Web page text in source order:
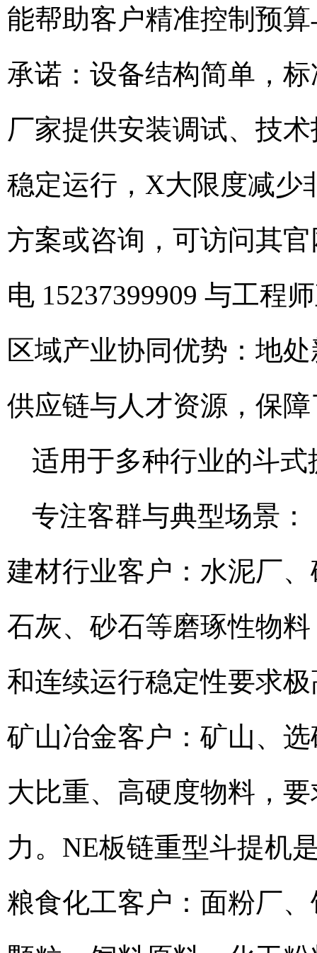
能帮助客户精准控制预
承诺：设备结构简单，
厂家提供安装调试、技
稳定运行，X大限度减少
方案或咨询，可访问其官
电 15237399909 与工程
区域产业协同优势：地
供应链与人才资源，保
适用于多种行业的斗
专注客群与典型场景：
建材行业客户：水泥厂
石灰、砂石等磨琢性物
和连续运行稳定性要求
矿山冶金客户：矿山、
大比重、高硬度物料，
力。NE板链重型斗提机
粮食化工客户：面粉厂